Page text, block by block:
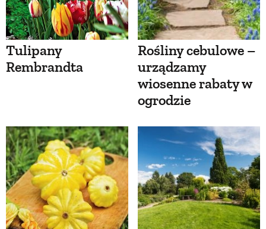
Tulipany
Rembrandta
Rośliny cebulowe –
urządzamy
wiosenne rabaty w
ogrodzie